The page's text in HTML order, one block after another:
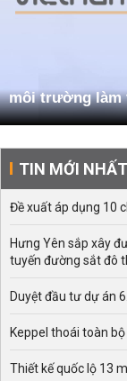
môi trường làm
TIN MỚI NHẤT
Đề xuất áp dụng 10
Hưng Yên sắp xây
tuyến đường sắt đô
Duyệt đầu tư dự án
Keppel thoái toàn
Thiết kế quốc lộ 13